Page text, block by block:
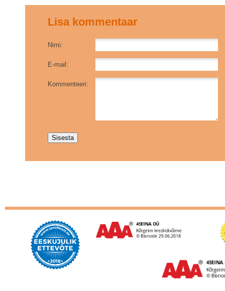
Lisa kommentaar
Nimi:
E-mail:
Kommenteeri: